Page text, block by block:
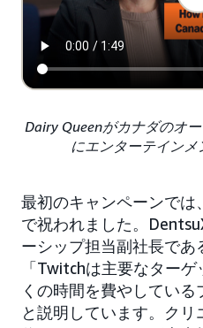
Dairy Queenがカナダのオ
にエンターテイン
最初のキャンペーンで
で祝われました。
ーシップ担当副社長であ
「Twitchは主要なター
くの時間を費やしている
と説明しています。ク